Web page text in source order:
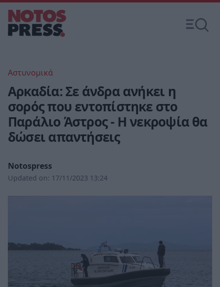
Αστυνομικά
Αρκαδία: Σε άνδρα ανήκει η
σορός που εντοπίστηκε στο
Παράλιο Άστρος - Η νεκροψία θα
δώσει απαντήσεις
Notospress
Updated on: 17/11/2023 13:24